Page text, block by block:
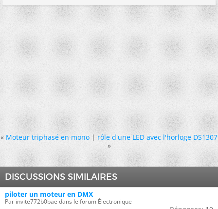
« Moteur triphasé en mono|rôle d'une LED avec l'horloge DS1307
»
DISCUSSIONS SIMILAIRES
piloter un moteur en DMX
Par invite772b0bae dans le forum Électronique